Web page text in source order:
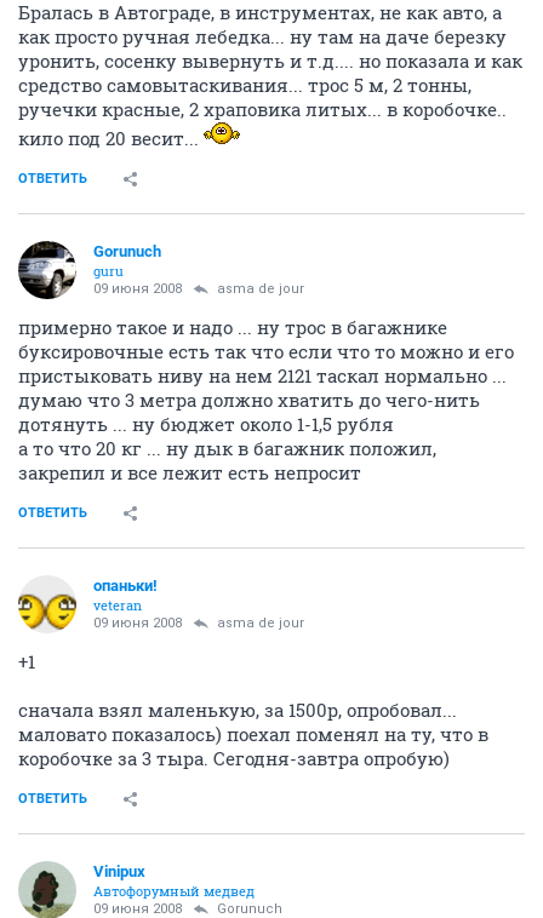
Бралась в Автограде, в инструментах, не как авто, а
как просто ручная лебедка... ну там на даче березку
уронить, сосенку вывернуть и т.д.... но показала и как
средство самовытаскивания... трос 5 м, 2 тонны,
ручечки красные, 2 храповика литых... в коробочке..
кило под 20 весит...
ОТВЕТИТЬ
Gorunuch
guru
09 июня 2008 asma de jour
примерно такое и надо ... ну трос в багажнике
буксировочные есть так что если что то можно и его
пристыковать ниву на нем 2121 таскал нормально ...
думаю что 3 метра должно хватить до чего-нить
дотянуть ... ну бюджет около 1-1,5 рубля
а то что 20 кг ... ну дык в багажник положил,
закрепил и все лежит есть непросит
ОТВЕТИТЬ
опаньки!
veteran
09 июня 2008 asma de jour
+1
сначала взял маленькую, за 1500р, опробовал...
маловато показалось) поехал поменял на ту, что в
коробочке за 3 тыра. Сегодня-завтра опробую)
ОТВЕТИТЬ
Vinipux
Автофорумный медвед
09 июня 2008 Gorunuch